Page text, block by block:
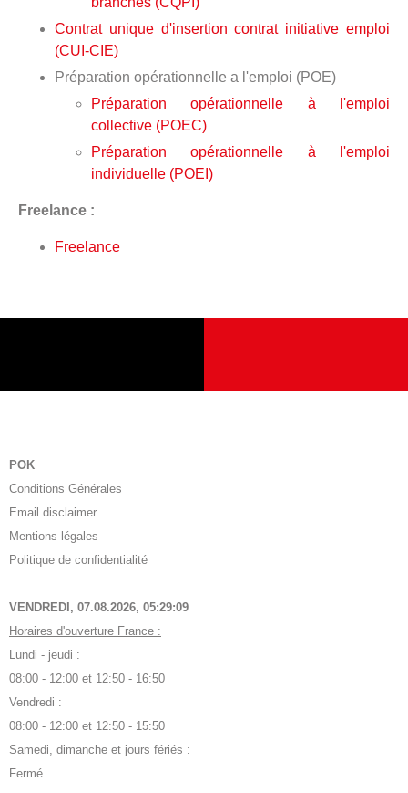
Contrat unique d'insertion contrat initiative emploi
(CUI-CIE)
Préparation opérationnelle a l'emploi (POE)
Préparation opérationnelle à l'emploi
collective (POEC)
Préparation opérationnelle à l'emploi
individuelle (POEI)
Freelance :
Freelance
POK
Conditions Générales
Email disclaimer
Mentions légales
Politique de confidentialité
VENDREDI, 07.08.2026, 05:29:10
Horaires d'ouverture France :
Lundi - jeudi :
08:00 - 12:00 et 12:50 - 16:50
Vendredi :
08:00 - 12:00 et 12:50 - 15:50
Samedi, dimanche et jours fériés :
Fermé